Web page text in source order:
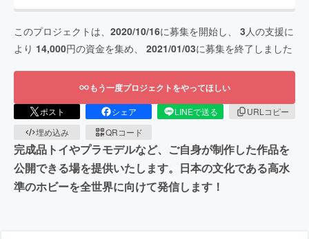
このプロジェクトは、 2020/10/16に募集を開始し、 3人の支援に
より 14,000円の資金を集め、 2021/01/03に募集を終了しました
もう一度プロジェクトをやってほしい
ポスト シェア LINEで送る
URLコピー
埋め込み
QRコード
完成品トイやプラモデルなど、ご自身が制作した作品を
公開できる場を提供いたします。日本の文化である高水
準のホビーを全世界に向けて発信します！